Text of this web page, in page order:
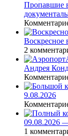
Пропавшие
Воскресное
2
Андрея
9.08.2026
09.08.2026
1